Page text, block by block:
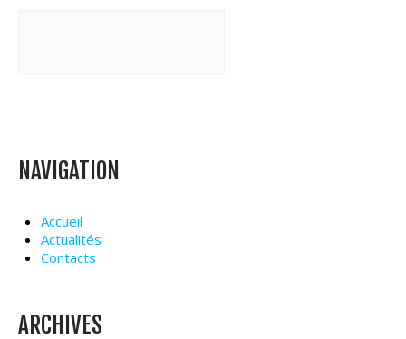
NAVIGATION
Accueil
Actualités
Contacts
ARCHIVES